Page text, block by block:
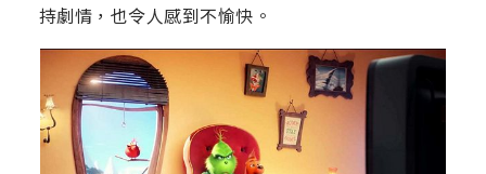
持劇情，也令人感到不愉快。